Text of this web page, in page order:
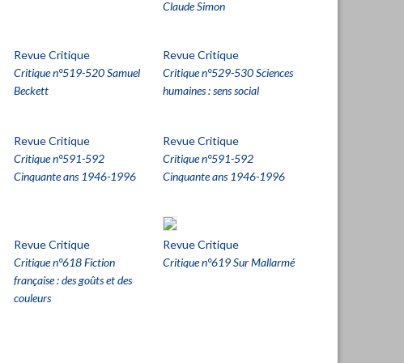
Claude Simon
Revue Critique
Critique n°519-520 Samuel
Beckett
Revue Critique
Critique n°529-530 Sciences
humaines : sens social
Revue Critique
Critique n°591-592
Cinquante ans 1946-1996
Revue Critique
Critique n°591-592
Cinquante ans 1946-1996
Revue Critique
Critique n°618 Fiction
française : des goûts et des
couleurs
Revue Critique
Critique n°619 Sur Mallarmé